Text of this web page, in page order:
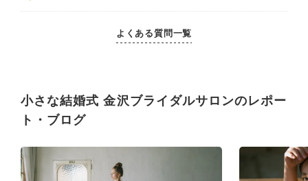
よくある質問一覧
小さな結婚式 金沢ブライダルサロンのレポー
ト・ブログ